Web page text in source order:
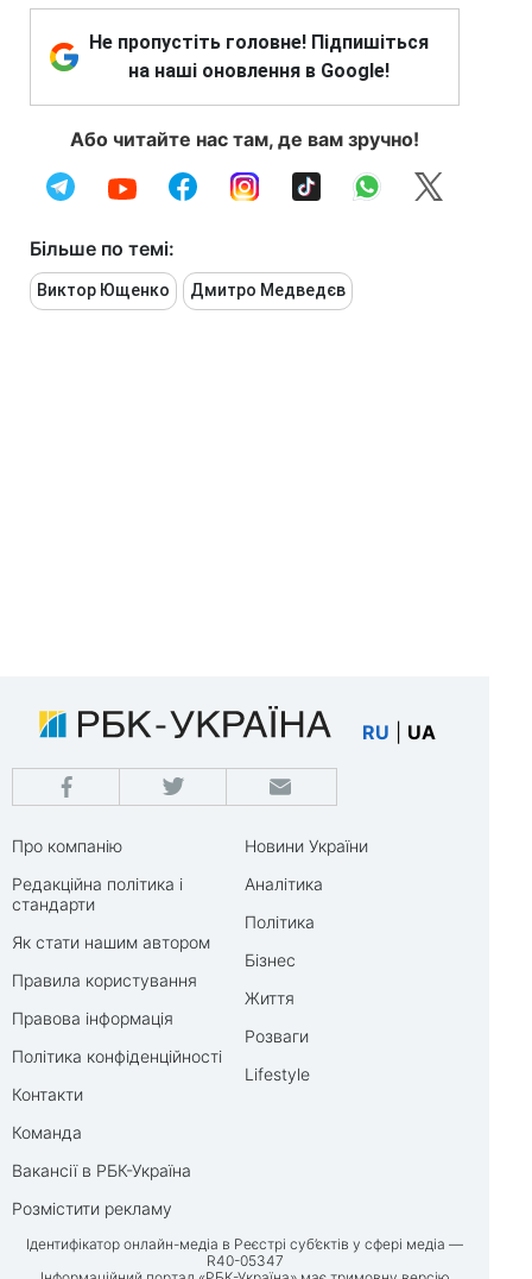
Не пропустіть головне! Підпишіться
на наші оновлення в Google!
Або читайте нас там, де вам зручно!
Більше по темі:
Виктор Ющенко Дмитро Медведєв
RU UA
Про компанію
Редакційна політика і
стандарти
Як стати нашим автором
Правила користування
Правова інформація
Політика конфіденційності
Контакти
Команда
Вакансії в РБК-Україна
Розмістити рекламу
Новини України
Аналітика
Політика
Бізнес
Життя
Розваги
Lifestyle
Ідентифікатор онлайн-медіа в Реєстрі суб’єктів у сфері медіа —
R40-05347